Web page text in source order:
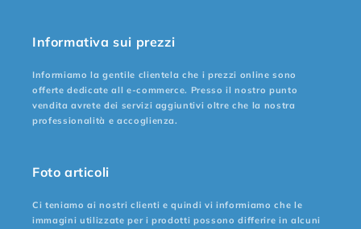
Informativa sui prezzi
Informiamo la gentile clientela che i prezzi online sono
offerte dedicate all e-commerce. Presso il nostro punto
vendita avrete dei servizi aggiuntivi oltre che la nostra
professionalità e accoglienza.
Foto articoli
Ci teniamo ai nostri clienti e quindi vi informiamo che le
immagini utilizzate per i prodotti possono differire in alcuni